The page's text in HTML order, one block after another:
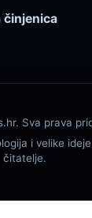
činjenica
Sva prava
i velike
čitatelje.